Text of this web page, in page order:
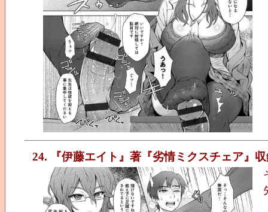
24. 『伊藤エイト』著『劣情ミクスチェア』